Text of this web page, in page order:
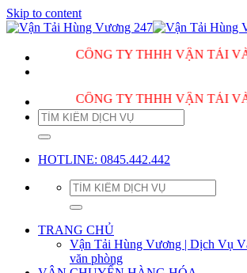
Skip to content
CÔNG TY THHH VẬN TẢI VÀ
CÔNG TY THHH VẬN TẢI VÀ
HOTLINE: 0845.442.442
TRANG CHỦ
Vận Tải Hùng Vương | Dịch Vụ
văn phòng